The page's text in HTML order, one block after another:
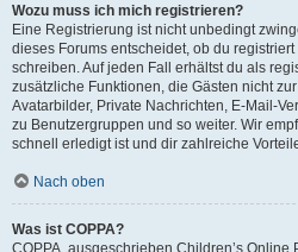
Wozu muss ich mich registrieren?
Eine Registrierung ist nicht unbedingt
dieses Forums entscheidet, ob du
schreiben. Auf jeden Fall erhältst du als
zusätzliche Funktionen, die Gästen nicht
Avatarbilder, Private Nachrichten, E-Mail-
zu Benutzergruppen und so weiter. Wir
schnell erledigt ist und dir zahlreiche
Nach oben
Was ist COPPA?
COPPA, ausgeschrieben Children’s Online